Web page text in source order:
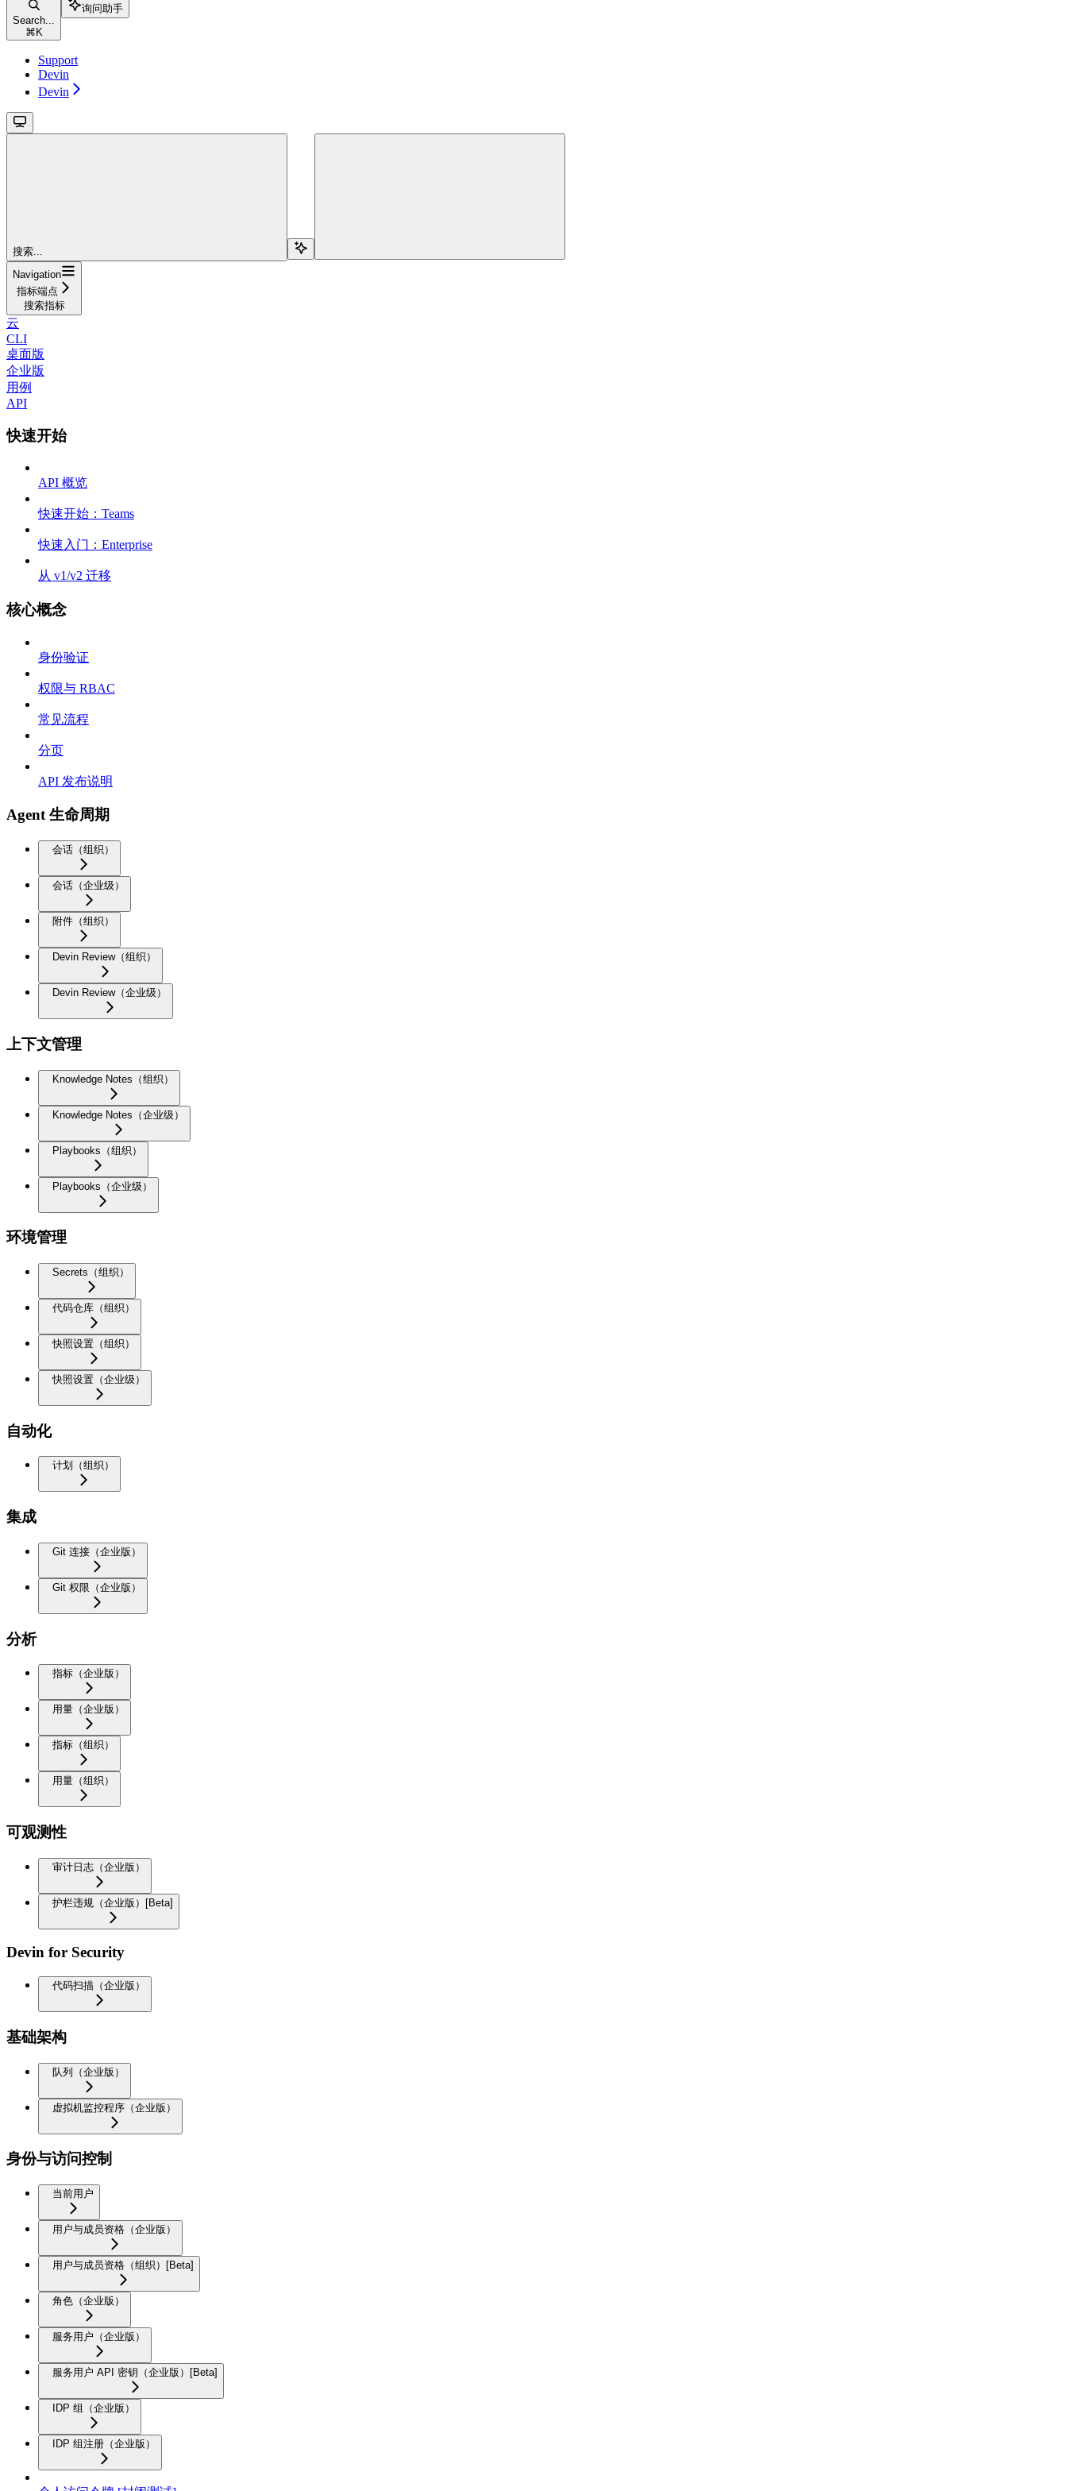
Search...
⌘ K
询问助手
Support
Devin
Devin
搜索...
Navigation
指标端点
搜索指标
云
CLI
桌面版
企业版
用例
API
快速开始
API 概览
快速开始：Teams
快速入门：Enterprise
从 v1/v2 迁移
核心概念
身份验证
权限与 RBAC
常见流程
分页
API 发布说明
Agent 生命周期
会话（组织）
会话（企业级）
附件（组织）
Devin Review（组织）
Devin Review（企业级）
上下文管理
Knowledge Notes（组织）
Knowledge Notes（企业级）
Playbooks（组织）
Playbooks（企业级）
环境管理
Secrets（组织）
代码仓库（组织）
快照设置（组织）
快照设置（企业级）
自动化
计划（组织）
集成
Git 连接（企业版）
Git 权限（企业版）
分析
指标（企业版）
用量（企业版）
指标（组织）
用量（组织）
可观测性
审计日志（企业版）
护栏违规（企业版）[Beta]
Devin for Security
代码扫描（企业版）
基础架构
队列（企业版）
虚拟机监控程序（企业版）
身份与访问控制
当前用户
用户与成员资格（企业版）
用户与成员资格（组织）[Beta]
角色（企业版）
服务用户（企业版）
服务用户 API 密钥（企业版）[Beta]
IDP 组（企业版）
IDP 组注册（企业版）